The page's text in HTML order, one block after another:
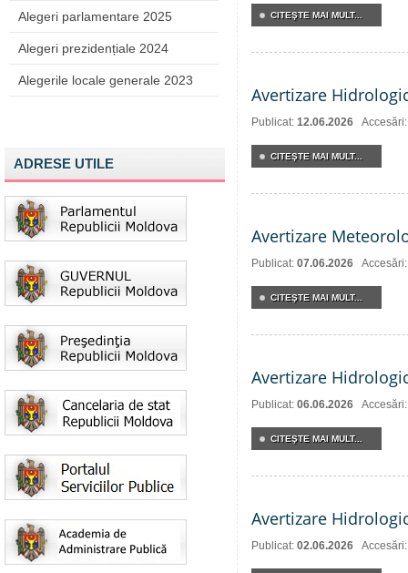
Alegeri parlamentare 2025
Alegeri prezidențiale 2024
Alegerile locale generale 2023
ADRESE UTILE
CITEŞTE MAI MULT...
Avertizare
Publicat: 12.06.2026
CITEŞTE MAI MULT...
Avertizare
Publicat: 07.06.2026
CITEŞTE MAI MULT...
Avertizare
Publicat: 06.06.2026
CITEŞTE MAI MULT...
Avertizare
Publicat: 02.06.2026